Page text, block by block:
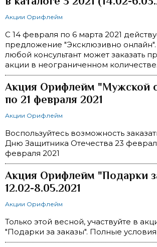
Акции Орифлейм
С 14 февраля по 6 марта 2021
предложение "Эксклюзивно
любой консультант может заказать
акции в неограниченном количестве.
Акция Орифлейм "Мужской
по 21 февраля 2021
Акции Орифлейм
Воспользуйтесь возможность
Дню Защитника Отечества 23
февраля 2021
Акция Орифлейм "Подарки
12.02-8.05.2021
Акции Орифлейм
Только этой весной, участвуйте в
"Подарки за заказы". Полные